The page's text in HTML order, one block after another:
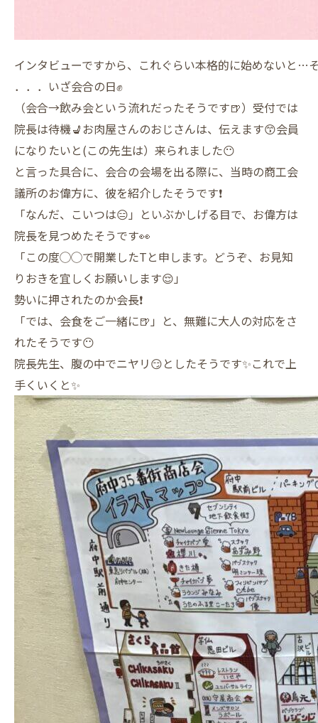
インタビューですから、これぐらい本格的に始めないと…
．．．いざ会合の日✊
（会合→飲み会という流れだったそうです🍺）受付では
院長は待機💺お肉屋さんのおじさんは、伝えます😙会員
になりたいと(この先生は）来られました😶
と言った具合に、会合の会場を出る際に、当時の商工会
議所のお偉方に、彼を紹介したそうです❗️
「なんだ、こいつは😑」といぶかしげる目で、お偉方は
院長を見つめたそうです👀
「この度◯◯で開業したTと申します。どうぞ、お見知
りおきを宜しくお願いします😌」
勢いに押されたのか会長❗️
「では、会食をご一緒に🍺」と、無難に大人の対応をさ
れたそうです😶
院長先生、腹の中でニヤリ😏としたそうです✨これで上
手くいくと✨